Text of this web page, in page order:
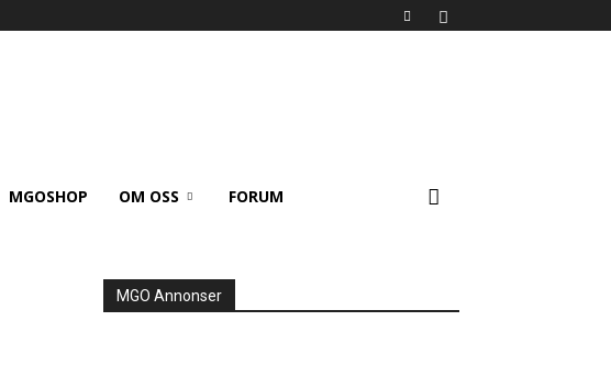
MGOSHOP OM OSS FORUM
MGO Annonser